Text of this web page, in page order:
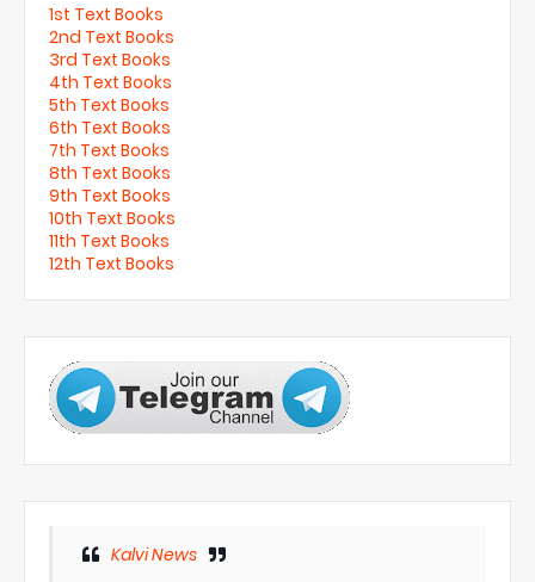
1st Text Books
2nd Text Books
3rd Text Books
4th Text Books
5th Text Books
6th Text Books
7th Text Books
8th Text Books
9th Text Books
10th Text Books
11th Text Books
12th Text Books
Kalvi News